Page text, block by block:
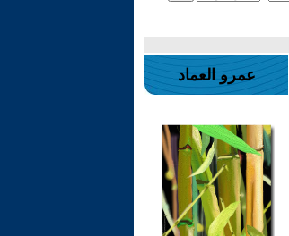
عمرو العماد